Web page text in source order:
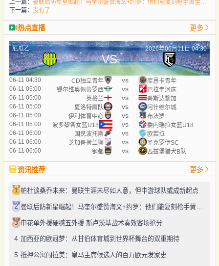
上一篇：
曼联后防新星崛起！马奎尔盛赞海文+约罗：他们能复刻枪手黄金组合
下一篇： 没有了
热点直播 更多
厄瓜乙 2026年06月11日 04:30
VS
06-11 04:30 CD独立青年 vs
库恩卡青年
06-11 05:00
锡尔维奥佩蒂罗西 vs
巴拉圭河床
06-11 05:00
英格兰 vs
哥斯达黎加
06-11 05:00
夏洛特鹰队 vs
阿什维尔城
06-11 05:00
伊利体育中心 vs
布法罗
06-11 05:00
波多黎各女篮U18 vs
委内瑞拉女篮U18
06-11 06:00
国民波托斯 vs
欧若拉
06-11 06:00
芝加哥荷兰狮 vs
圣克罗伊SC
06-11 06:00
钢都 vs 匹兹堡猎犬B队
资讯推荐 更多
1 帕杜谈桑乔未来：曼联生涯未尽如人意，但中游球队或成新起点
2 曼联后防新星崛起！马奎尔盛赞海文+约罗：他们能复刻枪手黄金组合
3 申花单外援硬撼五外援 斯卢茨基战术奏效客场抢分
4 加西亚的欧冠梦：从甘伯体育城到世界杯舞台的双重期待
5 抵押公寓闯拉美：皇马主席候选人的百万欧元发家史